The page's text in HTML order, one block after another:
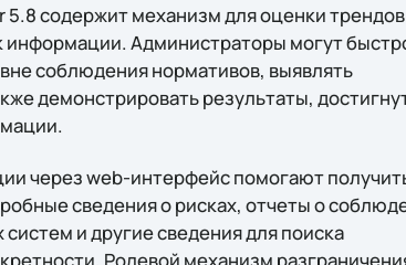
содержит механизм для оценки
Администраторы могут
соблюдения нормативов, выявлять
демонстрировать результаты,
через web-интерфейс помогают
сведения о рисках, отчеты о
и другие сведения для поиска